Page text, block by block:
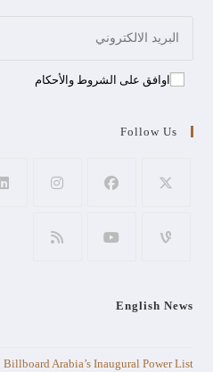
اوافق على الشروط والأحكام
Follow Us
English News
Arabia’s Inaugural Power List